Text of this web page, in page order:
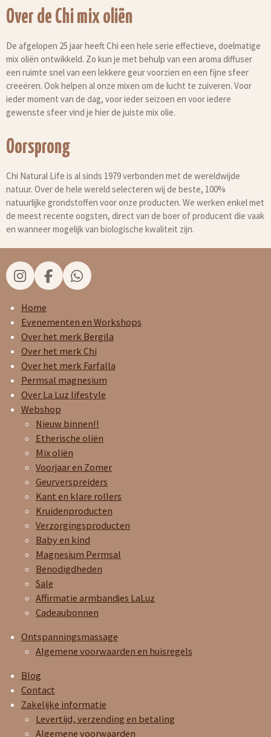
Over de Chi mix oliën
De afgelopen 25 jaar heeft Chi een hele serie effectieve, doelmatige
mix oliën ontwikkeld. Zo kun je met behulp van een aroma diffuser
een ruimte snel van een lekkere geur voorzien en een fijne sfeer
creeëren. Ook helpen al onze mixen om de lucht te zuiveren. Voor
ieder moment van de dag, voor ieder seizoen en voor iedere
gewenste sfeer vind je hier de juiste mix olie.
Oorsprong
Chi Natural Life is al sinds 1979 verbonden met de wereldwijde
natuur. Over de hele wereld selecteren wij de beste, 100%
natuurlijke grondstoffen voor onze producten. We werken enkel met
de meest recente oogsten, direct van de boer of producent die vaak
en wanneer mogelijk van biologische kwaliteit zijn.
I
n
s
t
a
g
r
a
m
F
a
e
b
o
o
k
W
h
t
s
A
p
p
Home
Evenementen en Workshops
Over het merk Bergila
Over het merk Chi
Over het merk Farfalla
Permsal magnesium
Over La Luz lifestyle
Webshop
Nieuw binnen!!
Etherische oliën
Mix oliën
Voorjaar en Zomer
Geurverspreiders
Kant en klare rollers
Kruidenproducten
Verzorgingsproducten
Baby en kind
Magnesium Permsal
Benodigdheden
Sale
Affirmatie armbandjes LaLuz
Cadeaubonnen
Ontspanningsmassage
Algemene voorwaarden en huisregels
Blog
Contact
Zakelijke informatie
Levertijd, verzending en betaling
Algemene voorwaarden